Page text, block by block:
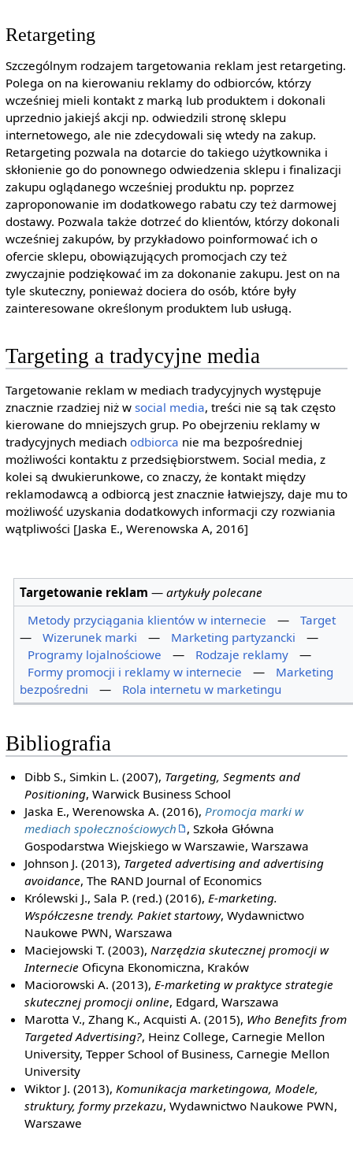
Retargeting
Szczególnym rodzajem targetowania reklam jest retargeting.
Polega on na kierowaniu reklamy do odbiorców, którzy
wcześniej mieli kontakt z marką lub produktem i dokonali
uprzednio jakiejś akcji np. odwiedzili stronę sklepu
internetowego, ale nie zdecydowali się wtedy na zakup.
Retargeting pozwala na dotarcie do takiego użytkownika i
skłonienie go do ponownego odwiedzenia sklepu i finalizacji
zakupu oglądanego wcześniej produktu np. poprzez
zaproponowanie im dodatkowego rabatu czy też darmowej
dostawy. Pozwala także dotrzeć do klientów, którzy dokonali
wcześniej zakupów, by przykładowo poinformować ich o
ofercie sklepu, obowiązujących promocjach czy też
zwyczajnie podziękować im za dokonanie zakupu. Jest on na
tyle skuteczny, ponieważ dociera do osób, które były
zainteresowane określonym produktem lub usługą.
Targeting a tradycyjne media
Targetowanie reklam w mediach tradycyjnych występuje
znacznie rzadziej niż w social media, treści nie są tak często
kierowane do mniejszych grup. Po obejrzeniu reklamy w
tradycyjnych mediach odbiorca nie ma bezpośredniej
możliwości kontaktu z przedsiębiorstwem. Social media, z
kolei są dwukierunkowe, co znaczy, że kontakt między
reklamodawcą a odbiorcą jest znacznie łatwiejszy, daje mu to
możliwość uzyskania dodatkowych informacji czy rozwiania
wątpliwości [Jaska E., Werenowska A, 2016]
Targetowanie reklam —artykuły polecane
Metody przyciągania klientów w internecie
—
Target
—
Wizerunek marki — Marketing partyzancki
—
Programy lojalnościowe
— Rodzaje reklamy
—
Formy promocji i reklamy w internecie
—
Marketing
bezpośredni
— Rola internetu w marketingu
Bibliografia
Dibb S., Simkin L. (2007), Targeting, Segments and
Positioning, Warwick Business School
Jaska E., Werenowska A. (2016),Promocja marki w
mediach społecznościowych
, Szkoła Główna
Gospodarstwa Wiejskiego w Warszawie, Warszawa
Johnson J. (2013), Targeted advertising and advertising
avoidance, The RAND Journal of Economics
Królewski J., Sala P. (red.) (2016),E-marketing.
Współczesne trendy. Pakiet startowy, Wydawnictwo
Naukowe PWN, Warszawa
Maciejowski T. (2003),Narzędzia skutecznej promocji w
Internecie Oficyna Ekonomiczna, Kraków
Maciorowski A. (2013),E-marketing w praktyce strategie
skutecznej promocji online, Edgard, Warszawa
Marotta V., Zhang K., Acquisti A. (2015), Who Benefits from
Targeted Advertising?, Heinz College, Carnegie Mellon
University, Tepper School of Business, Carnegie Mellon
University
Wiktor J. (2013),Komunikacja marketingowa, Modele,
struktury, formy przekazu, Wydawnictwo Naukowe PWN,
Warszawe